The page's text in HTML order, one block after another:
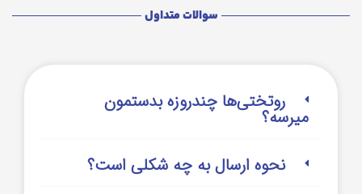
سوالات متداول
روتختی‌‌ها چندروزه بدستمون
میرسه؟
نحوه ارسال به چه شکلی است؟